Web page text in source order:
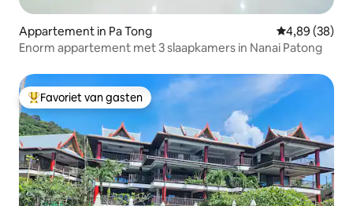
Appartement in Pa Tong Gemiddelde
4,89 (38)
Enorm appartement met 3 slaapkamers in Nanai Patong
Topfavoriet van gasten
Favoriet van gasten